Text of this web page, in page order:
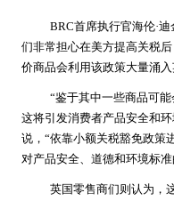
BRC首席执行官海伦·
们非常担心在美方提高关税
价商品会利用该政策大量涌入
“鉴于其中一些商品可
这将引发消费者产品安全和
说，“依靠小额关税豁免政策
对产品安全、道德和环境标准
英国零售商们则认为，